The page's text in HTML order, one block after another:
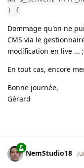
) {
Dommage qu'on ne
CMS via le
modification en live ...
En tout cas, encore
Bonne journée,
Gérard
NemStudio18